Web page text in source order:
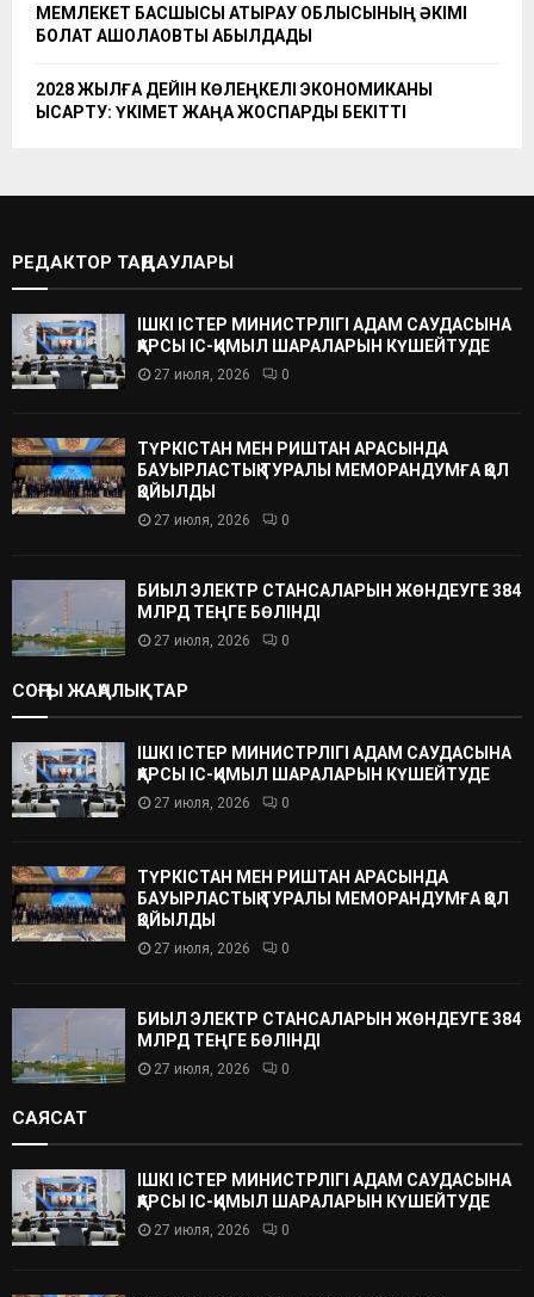
МЕМЛЕКЕТ БАСШЫСЫ АТЫРАУ ОБЛЫСЫНЫҢ ӘКІМІ
БОЛАТ АҚШОЛАҚОВТЫ ҚАБЫЛДАДЫ
2028 ЖЫЛҒА ДЕЙІН КӨЛЕҢКЕЛІ ЭКОНОМИКАНЫ
ҚЫСҚАРТУ: ҮКІМЕТ ЖАҢА ЖОСПАРДЫ БЕКІТТІ
РЕДАКТОР ТАҢДАУЛАРЫ
ІШКІ ІСТЕР МИНИСТРЛІГІ АДАМ САУДАСЫНА
ҚАРСЫ ІС-ҚИМЫЛ ШАРАЛАРЫН КҮШЕЙТУДЕ
27 июля, 2026 0
ТҮРКІСТАН МЕН РИШТАН АРАСЫНДА
БАУЫРЛАСТЫҚ ТУРАЛЫ МЕМОРАНДУМҒА ҚОЛ
ҚОЙЫЛДЫ
27 июля, 2026 0
БИЫЛ ЭЛЕКТР СТАНСАЛАРЫН ЖӨНДЕУГЕ 384
МЛРД ТЕҢГЕ БӨЛІНДІ
27 июля, 2026 0
СОҢҒЫ ЖАҢАЛЫҚТАР
ІШКІ ІСТЕР МИНИСТРЛІГІ АДАМ САУДАСЫНА
ҚАРСЫ ІС-ҚИМЫЛ ШАРАЛАРЫН КҮШЕЙТУДЕ
27 июля, 2026 0
ТҮРКІСТАН МЕН РИШТАН АРАСЫНДА
БАУЫРЛАСТЫҚ ТУРАЛЫ МЕМОРАНДУМҒА ҚОЛ
ҚОЙЫЛДЫ
27 июля, 2026 0
БИЫЛ ЭЛЕКТР СТАНСАЛАРЫН ЖӨНДЕУГЕ 384
МЛРД ТЕҢГЕ БӨЛІНДІ
27 июля, 2026 0
САЯСАТ
ІШКІ ІСТЕР МИНИСТРЛІГІ АДАМ САУДАСЫНА
ҚАРСЫ ІС-ҚИМЫЛ ШАРАЛАРЫН КҮШЕЙТУДЕ
27 июля, 2026 0